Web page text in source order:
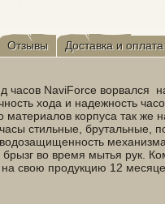
Отзывы Доставка и оплата
часов NaviForce ворвался
хода и надежность
материалов корпуса так
стильные, брутальные,
во время мытья рук.
свою продукцию 12